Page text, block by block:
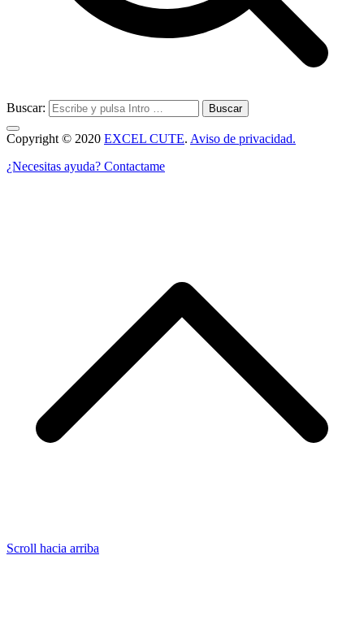
Buscar:
Copyright © 2020 EXCEL CUTE. Aviso de privacidad.
¿Necesitas ayuda? Contactame
Scroll hacia arriba